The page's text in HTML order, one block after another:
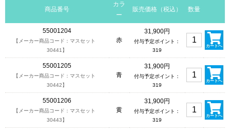
商品番号
カラ
ー
販売価格（税込） 数量
55001204
【メーカー商品コード：マスセット
30441】
赤
31,900円
付与予定ポイント：
319
カートへ
55001205
【メーカー商品コード：マスセット
30442】
青
31,900円
付与予定ポイント：
319
カートへ
55001206
【メーカー商品コード：マスセット
30443】
黄
31,900円
付与予定ポイント：
319
カートへ